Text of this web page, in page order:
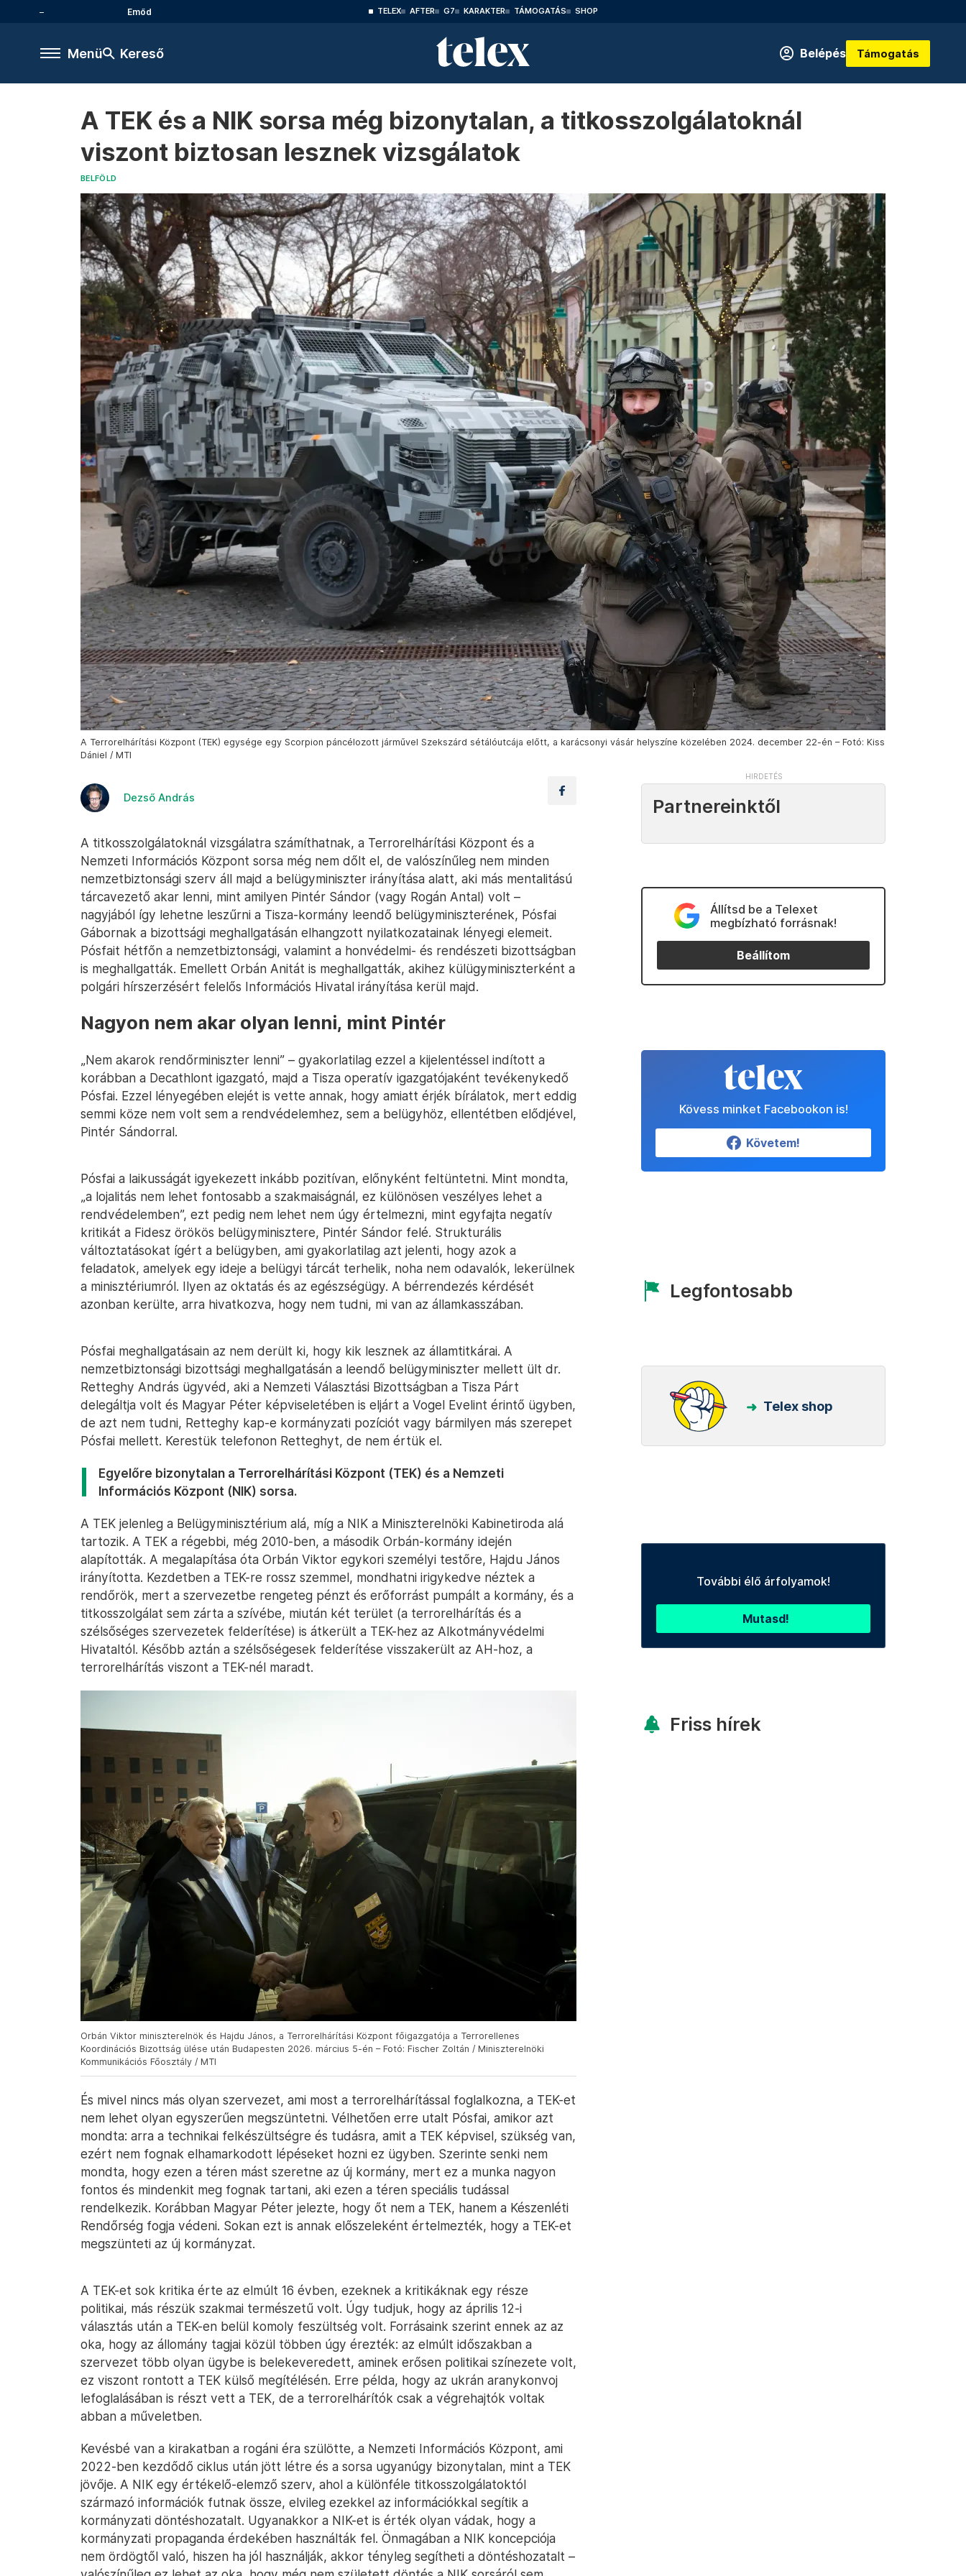
Emőd TELEX AFTER G7 KARAKTER TÁMOGATÁS SHOP
Menü Kereső Belépés Támogatás
A TEK és a NIK sorsa még bizonytalan, a titkosszolgálatoknál
viszont biztosan lesznek vizsgálatok
BELFÖLD
A Terrorelhárítási Központ (TEK) egysége egy Scorpion páncélozott járművel Szekszárd sétálóutcája előtt, a karácsonyi vásár helyszíne közelében 2024. december 22-én – Fotó: Kiss
Dániel / MTI
Dezső András
A titkosszolgálatoknál vizsgálatra számíthatnak, a Terrorelhárítási Központ és a
Nemzeti Információs Központ sorsa még nem dőlt el, de valószínűleg nem minden
nemzetbiztonsági szerv áll majd a belügyminiszter irányítása alatt, aki más mentalitású
tárcavezető akar lenni, mint amilyen Pintér Sándor (vagy Rogán Antal) volt –
nagyjából így lehetne leszűrni a Tisza-kormány leendő belügyminiszterének, Pósfai
Gábornak a bizottsági meghallgatásán elhangzott nyilatkozatainak lényegi elemeit.
Pósfait hétfőn a nemzetbiztonsági, valamint a honvédelmi- és rendészeti bizottságban
is meghallgatták. Emellett Orbán Anitát is meghallgatták, akihez külügyminiszterként a
polgári hírszerzésért felelős Információs Hivatal irányítása kerül majd.
Nagyon nem akar olyan lenni, mint Pintér
„Nem akarok rendőrminiszter lenni” – gyakorlatilag ezzel a kijelentéssel indított a
korábban a Decathlont igazgató, majd a Tisza operatív igazgatójaként tevékenykedő
Pósfai. Ezzel lényegében elejét is vette annak, hogy amiatt érjék bírálatok, mert eddig
semmi köze nem volt sem a rendvédelemhez, sem a belügyhöz, ellentétben elődjével,
Pintér Sándorral.
Pósfai a laikusságát igyekezett inkább pozitívan, előnyként feltüntetni. Mint mondta,
„a lojalitás nem lehet fontosabb a szakmaiságnál, ez különösen veszélyes lehet a
rendvédelemben”, ezt pedig nem lehet nem úgy értelmezni, mint egyfajta negatív
kritikát a Fidesz örökös belügyminisztere, Pintér Sándor felé. Strukturális
változtatásokat ígért a belügyben, ami gyakorlatilag azt jelenti, hogy azok a
feladatok, amelyek egy ideje a belügyi tárcát terhelik, noha nem odavalók, lekerülnek
a minisztériumról. Ilyen az oktatás és az egészségügy. A bérrendezés kérdését
azonban kerülte, arra hivatkozva, hogy nem tudni, mi van az államkasszában.
Pósfai meghallgatásain az nem derült ki, hogy kik lesznek az államtitkárai. A
nemzetbiztonsági bizottsági meghallgatásán a leendő belügyminiszter mellett ült dr.
Retteghy András ügyvéd, aki a Nemzeti Választási Bizottságban a Tisza Párt
delegáltja volt és Magyar Péter képviseletében is eljárt a Vogel Evelint érintő ügyben,
de azt nem tudni, Retteghy kap-e kormányzati pozíciót vagy bármilyen más szerepet
Pósfai mellett. Kerestük telefonon Retteghyt, de nem értük el.
Egyelőre bizonytalan a Terrorelhárítási Központ (TEK) és a Nemzeti
Információs Központ (NIK) sorsa.
A TEK jelenleg a Belügyminisztérium alá, míg a NIK a Miniszterelnöki Kabinetiroda alá
tartozik. A TEK a régebbi, még 2010-ben, a második Orbán-kormány idején
alapították. A megalapítása óta Orbán Viktor egykori személyi testőre, Hajdu János
irányította. Kezdetben a TEK-re rossz szemmel, mondhatni irigykedve néztek a
rendőrök, mert a szervezetbe rengeteg pénzt és erőforrást pumpált a kormány, és a
titkosszolgálat sem zárta a szívébe, miután két terület (a terrorelhárítás és a
szélsőséges szervezetek felderítése) is átkerült a TEK-hez az Alkotmányvédelmi
Hivataltól. Később aztán a szélsőségesek felderítése visszakerült az AH-hoz, a
terrorelhárítás viszont a TEK-nél maradt.
Orbán Viktor miniszterelnök és Hajdu János, a Terrorelhárítási Központ főigazgatója a Terrorellenes
Koordinációs Bizottság ülése után Budapesten 2026. március 5-én – Fotó: Fischer Zoltán / Miniszterelnöki
Kommunikációs Főosztály / MTI
És mivel nincs más olyan szervezet, ami most a terrorelhárítással foglalkozna, a TEK-et
nem lehet olyan egyszerűen megszüntetni. Vélhetően erre utalt Pósfai, amikor azt
mondta: arra a technikai felkészültségre és tudásra, amit a TEK képvisel, szükség van,
ezért nem fognak elhamarkodott lépéseket hozni ez ügyben. Szerinte senki nem
mondta, hogy ezen a téren mást szeretne az új kormány, mert ez a munka nagyon
fontos és mindenkit meg fognak tartani, aki ezen a téren speciális tudással
rendelkezik. Korábban Magyar Péter jelezte, hogy őt nem a TEK, hanem a Készenléti
Rendőrség fogja védeni. Sokan ezt is annak előszeleként értelmezték, hogy a TEK-et
megszünteti az új kormányzat.
A TEK-et sok kritika érte az elmúlt 16 évben, ezeknek a kritikáknak egy része
politikai, más részük szakmai természetű volt. Úgy tudjuk, hogy az április 12-i
választás után a TEK-en belül komoly feszültség volt. Forrásaink szerint ennek az az
oka, hogy az állomány tagjai közül többen úgy érezték: az elmúlt időszakban a
szervezet több olyan ügybe is belekeveredett, aminek erősen politikai színezete volt,
ez viszont rontott a TEK külső megítélésén. Erre példa, hogy az ukrán aranykonvoj
lefoglalásában is részt vett a TEK, de a terrorelhárítók csak a végrehajtók voltak
abban a műveletben.
Kevésbé van a kirakatban a rogáni éra szülötte, a Nemzeti Információs Központ, ami
2022-ben kezdődő ciklus után jött létre és a sorsa ugyanúgy bizonytalan, mint a TEK
jövője. A NIK egy értékelő-elemző szerv, ahol a különféle titkosszolgálatoktól
származó információk futnak össze, elvileg ezekkel az információkkal segítik a
kormányzati döntéshozatalt. Ugyanakkor a NIK-et is érték olyan vádak, hogy a
kormányzati propaganda érdekében használták fel. Önmagában a NIK koncepciója
nem ördögtől való, hiszen ha jól használják, akkor tényleg segítheti a döntéshozatalt –
Partnereinktől
Állítsd be a Telexet
megbízható forrásnak!
Beállítom
Kövess minket Facebookon is!
Követem!
Legfontosabb
Telex shop
További élő árfolyamok!
Mutasd!
Friss hírek